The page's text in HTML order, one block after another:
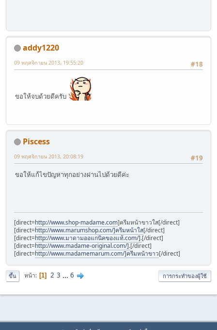
addy1220
#18
09 พฤศจิกายน 2013, 19:55:20
ขอให้จบด้วยดีครับ
Piscess
#19
09 พฤศจิกายน 2013, 20:08:19
ขอให้แก้ไขปัญหาทุกอย่างผ่านไปด้วยดีค่ะ
[direct=http://www.shop-madame.com]ครีมหน้าขาวใส[/direct]
[direct=http://www.marumshop.com/]ครีมหน้าใส[/direct]
[direct=http://www.มาดามออแกนิคของแท้.com/].[/direct]
[direct=http://www.madame-original.com/].[/direct]
[direct=http://www.madamemarum.com/]ครีมหน้าขาว[/direct]
ขึ้น หน้า 1 2 3 ... 6 การกระทำของผู้ใช้